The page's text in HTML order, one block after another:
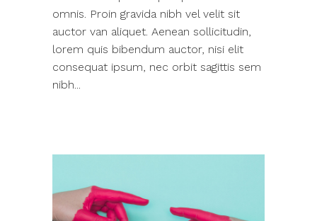
omnis. Proin gravida nibh vel velit sit
auctor van aliquet. Aenean sollicitudin,
lorem quis bibendum auctor, nisi elit
consequat ipsum, nec orbit sagittis sem
nibh...